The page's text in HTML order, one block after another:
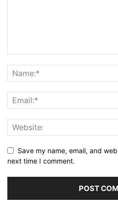
Save my name, email, and
next time I comment.